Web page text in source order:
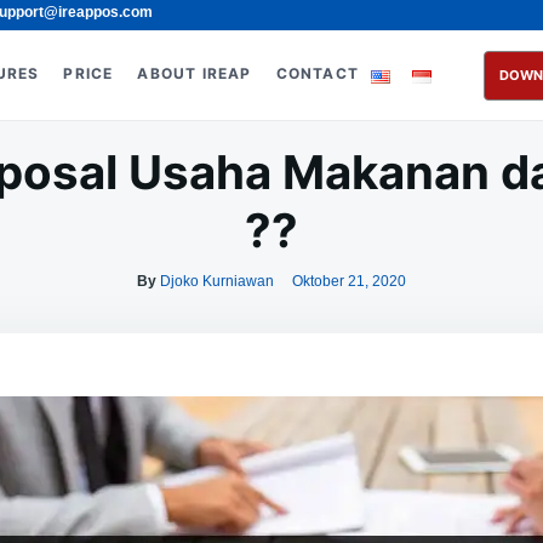
PRICE ABOUT IREAP CONTACT
Usaha Makanan
??
By Djoko Kurniawan Oktober 21, 2020